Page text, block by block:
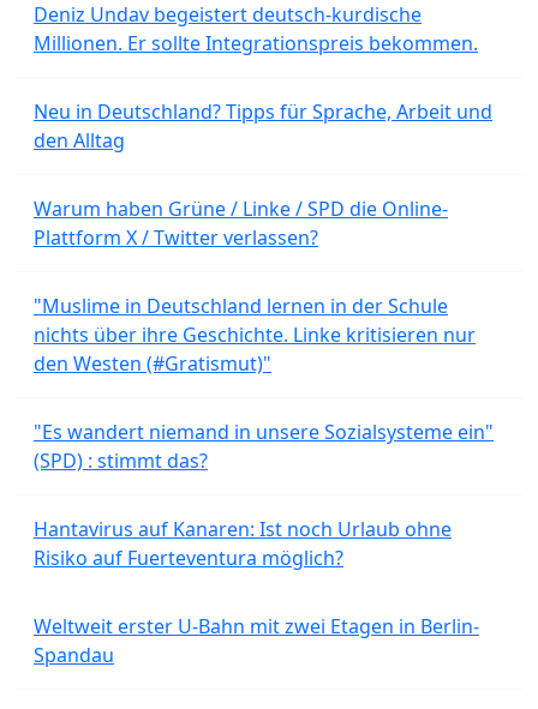
Deniz Undav begeistert deutsch-kurdische
Millionen. Er sollte Integrationspreis bekommen.
Neu in Deutschland? Tipps für Sprache, Arbeit und
den Alltag
Warum haben Grüne / Linke / SPD die Online-
Plattform X / Twitter verlassen?
"Muslime in Deutschland lernen in der Schule
nichts über ihre Geschichte. Linke kritisieren nur
den Westen (#Gratismut)"
"Es wandert niemand in unsere Sozialsysteme ein"
(SPD) : stimmt das?
Hantavirus auf Kanaren: Ist noch Urlaub ohne
Risiko auf Fuerteventura möglich?
Weltweit erster U-Bahn mit zwei Etagen in Berlin-
Spandau